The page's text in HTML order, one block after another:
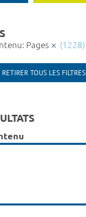
Pages (1228)
RETIRER TOUS LES FILTRES